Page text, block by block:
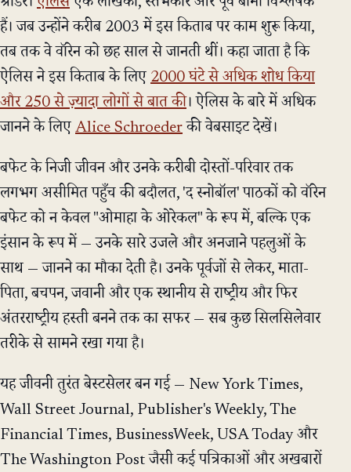
हैं। जब उन्होंने करीब 2003 में इस किताब पर काम शुरू किया,
तब तक वे वॉरेन को छह साल से जानती थीं। कहा जाता है कि
ऐलिस ने इस किताब के लिए 2000 घंटे से अधिक शोध किया
और 250 से ज़्यादा लोगों से बात की । ऐलिस के बारे में अधिक
जानने के लिए Alice Schroeder की वेबसाइट देखें।
बफेट के निजी जीवन और उनके करीबी दोस्तों-परिवार तक
लगभग असीमित पहुँच की बदौलत, 'द स्नोबॉल' पाठकों को वॉरेन
बफेट को न केवल "ओमाहा के ओरेकल" के रूप में, बल्कि एक
इंसान के रूप में — उनके सारे उजले और अनजाने पहलुओं के
साथ — जानने का मौका देती है। उनके पूर्वजों से लेकर, माता-
पिता, बचपन, जवानी और एक स्थानीय से राष्ट्रीय और फिर
अंतरराष्ट्रीय हस्ती बनने तक का सफर — सब कुछ सिलसिलेवार
तरीके से सामने रखा गया है।
यह जीवनी तुरंत बेस्टसेलर बन गई — New York Times,
Wall Street Journal, Publisher's Weekly, The
Financial Times, BusinessWeek, USA Today और
The Washington Post जैसी कई पत्रिकाओं और अखबारों